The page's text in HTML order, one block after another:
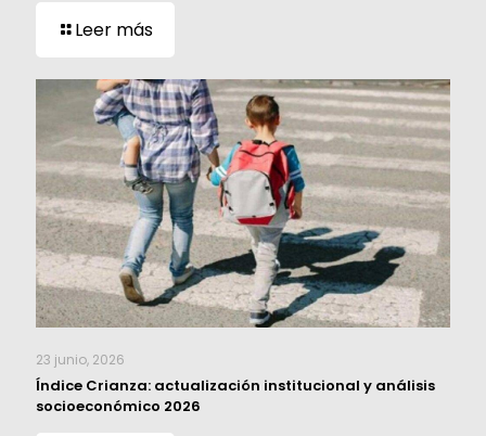
Leer más
23 junio, 2026
Índice Crianza: actualización institucional y análisis
socioeconómico 2026